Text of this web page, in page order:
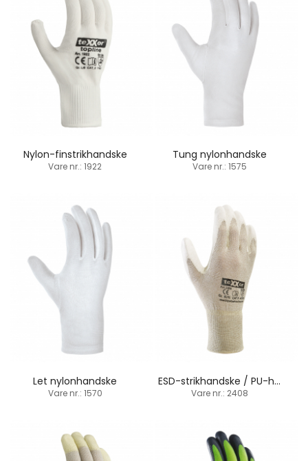
Nylon-finstrikhandske
Vare nr.: 1922
Tung nylonhandske
Vare nr.: 1575
Let nylonhandske
Vare nr.: 1570
ESD-strikhandske / PU-håndfladebelægning
Vare nr.: 2408